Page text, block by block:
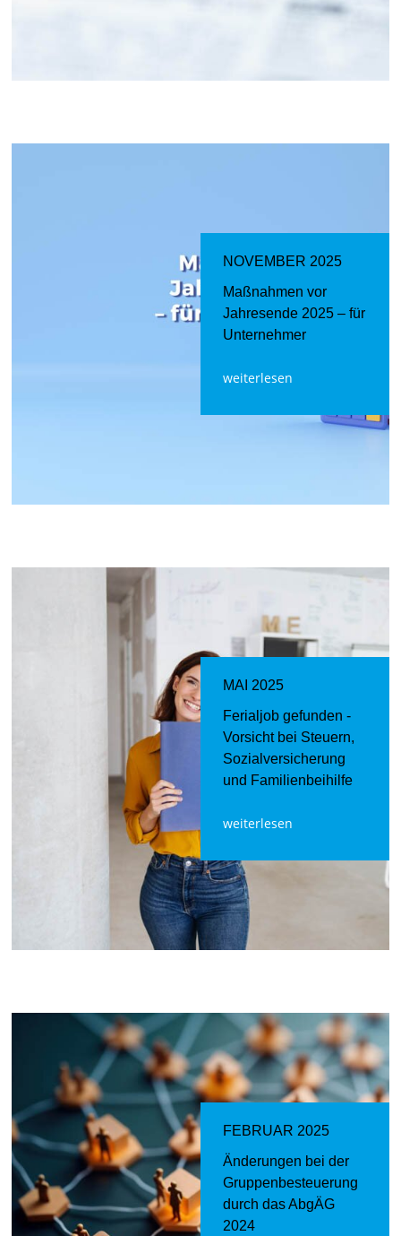
NOVEMBER 2025
Maßnahmen vor
Jahresende 2025 – für
Unternehmer
weiterlesen
MAI 2025
Ferialjob gefunden -
Vorsicht bei Steuern,
Sozialversicherung
und Familienbeihilfe
weiterlesen
FEBRUAR 2025
Änderungen bei der
Gruppenbesteuerung
durch das AbgÄG
2024